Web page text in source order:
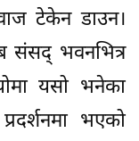
टेकेन डाउन।
संसद् भवनभित्र
यसो भनेका
भएको